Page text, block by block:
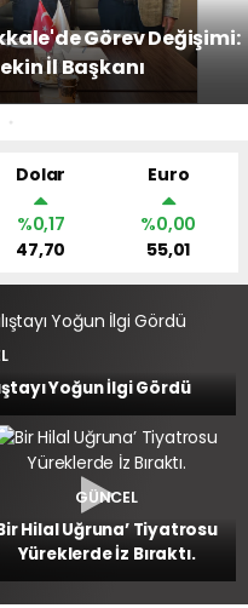
Görev Değişimi:
İl Başkanı
Dolar
%0,17
47,70
Euro
%0,00
55,01
Yoğun İlgi Gördü
GÜNCEL
Hilal Uğruna’ Tiyatrosu
Yüreklerde İz Bıraktı.